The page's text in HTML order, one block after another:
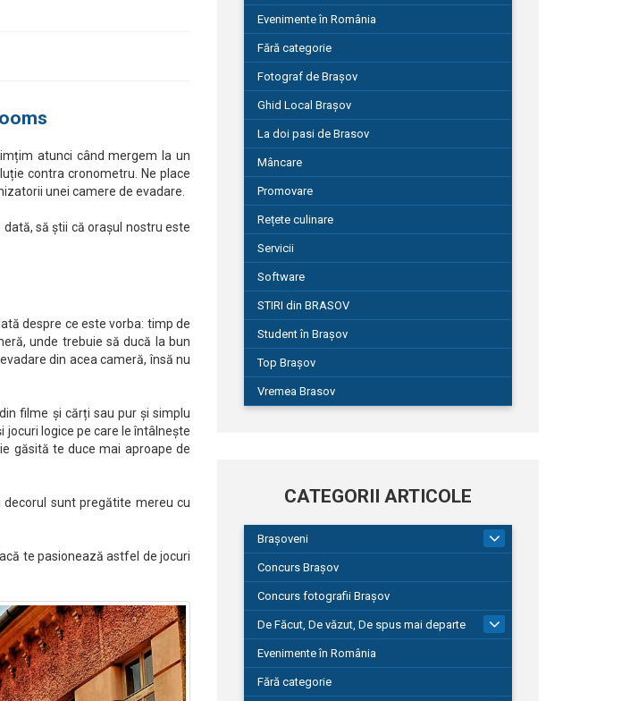
atunci când mergem la un
contra cronometru. Ne place
unei camere de evadare.
să știi că orașul nostru este
despre ce este vorba: timp de
unde trebuie să ducă la bun
din acea cameră, însă nu
filme și cărți sau pur și simplu
jocuri logice pe care le întâlnește
găsită te duce mai aproape de
sunt pregătite mereu cu
te pasionează astfel de jocuri
Evenimente în România
Fără categorie
Fotograf de Brașov
Ghid Local Brașov
La doi pasi de Brasov
Mâncare
Promovare
Rețete culinare
Servicii
Software
STIRI din BRASOV
Student în Brașov
Top Brașov
Vremea Brasov
CATEGORII ARTICOLE
Brașoveni
Concurs Brașov
Concurs fotografii Brașov
De Făcut, De văzut, De spus mai departe
149
Evenimente în România
Fără categorie